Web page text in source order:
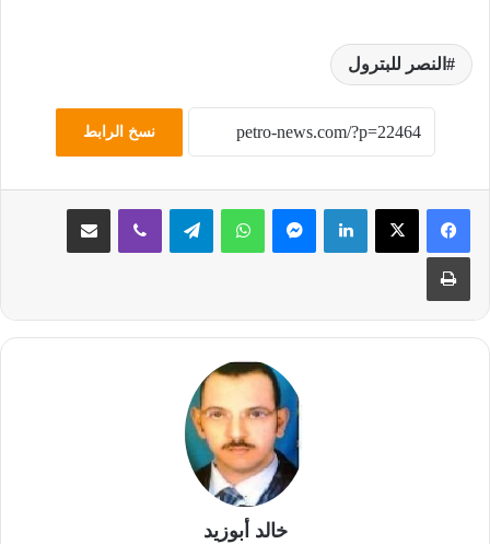
النصر للبترول
نسخ الرابط
لينكدإن ماسنجر واتساب تيلقرام ڤايبر مشاركة عبر البريد
طباعة
خالد أبوزيد